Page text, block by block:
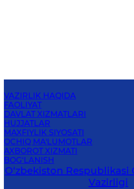
VAZIRLIK HAQIDA
FAOLIYAT
DAVLAT XIZMATLARI
HUJJATLAR
MAXFIYLIK SIYOSATI
OCHIQ MA'LUMOTLAR
AXBOROT XIZMATI
BOG‘LANISH
O‘zbekiston Respublikasi
Vаzirligi